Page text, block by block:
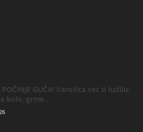
POČINJE GUČA! Varošica već u ludilu:
kolo, grme...